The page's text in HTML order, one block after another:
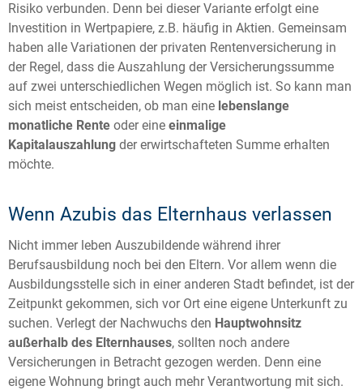
Risiko verbunden. Denn bei dieser Variante erfolgt eine
Investition in Wertpapiere, z.B. häufig in Aktien. Gemeinsam
haben alle Variationen der privaten Rentenversicherung in
der Regel, dass die Auszahlung der Versicherungssumme
auf zwei unterschiedlichen Wegen möglich ist. So kann man
sich meist entscheiden, ob man eine lebenslange
monatliche Rente oder eine einmalige
Kapitalauszahlung der erwirtschafteten Summe erhalten
möchte.
Wenn Azubis das Elternhaus verlassen
Nicht immer leben Auszubildende während ihrer
Berufsausbildung noch bei den Eltern. Vor allem wenn die
Ausbildungsstelle sich in einer anderen Stadt befindet, ist der
Zeitpunkt gekommen, sich vor Ort eine eigene Unterkunft zu
suchen. Verlegt der Nachwuchs den Hauptwohnsitz
außerhalb des Elternhauses, sollten noch andere
Versicherungen in Betracht gezogen werden. Denn eine
eigene Wohnung bringt auch mehr Verantwortung mit sich.